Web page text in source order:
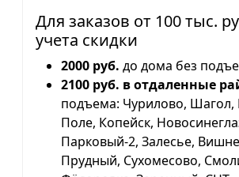
Для заказов от 100 тыс.
учета скидки
2000 руб. до дома без
2100 руб. в отдаленные
подъема: Чурилово, Шагол,
Поле, Копейск,
Парковый-2, Залесье,
Прудный, Сухомесово,